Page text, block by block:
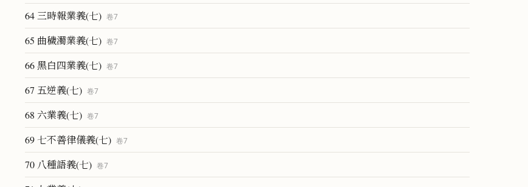
64 三時報業義(七) 卷7
65 曲穢濁業義(七) 卷7
66 黑白四業義(七) 卷7
67 五逆義(七) 卷7
68 六業義(七) 卷7
69 七不善律儀義(七) 卷7
70 八種語義(七) 卷7